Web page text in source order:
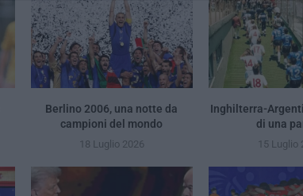
Berlino 2006, una notte da
campioni del mondo
18 Luglio 2026
Inghilterra-
di una
15 Luglio